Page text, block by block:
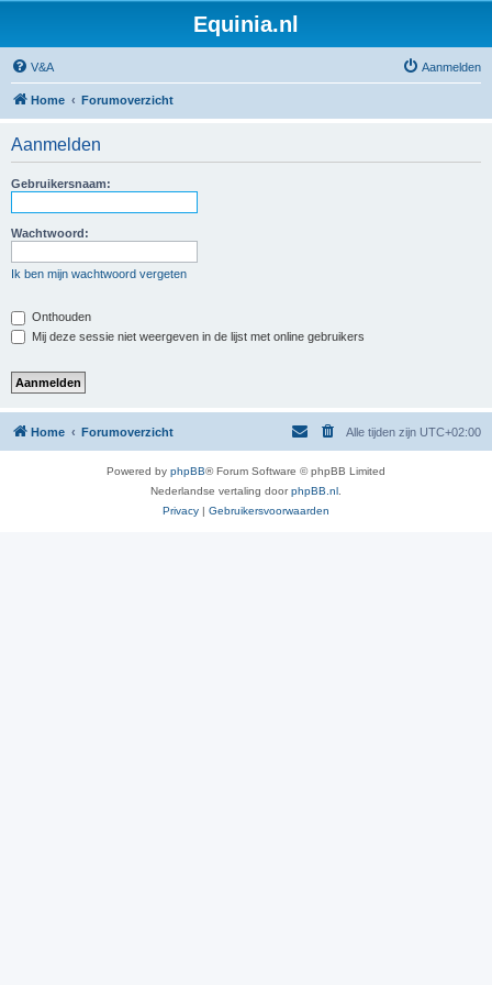
Equinia.nl
V&A Aanmelden
Home Forumoverzicht
Aanmelden
Gebruikersnaam:
Wachtwoord:
Ik ben mijn wachtwoord vergeten
Onthouden
Mij deze sessie niet weergeven in de lijst met online gebruikers
Home Forumoverzicht Alle tijden zijn UTC+02:00
Powered by phpBB® Forum Software © phpBB Limited
Nederlandse vertaling doorphpBB.nl.
Privacy | Gebruikersvoorwaarden